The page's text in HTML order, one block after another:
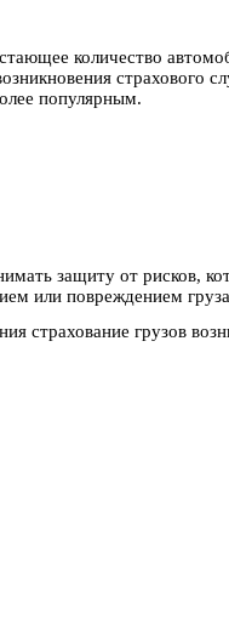
количество
страхового
популярным.
защиту от рисков,
или повреждением
страхование грузов